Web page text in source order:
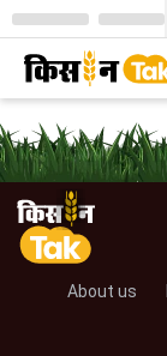
About us